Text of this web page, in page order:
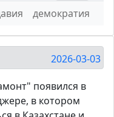
демократия
2026-03-03
появился в
в котором